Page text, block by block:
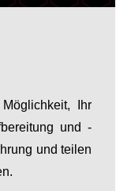
Ihr
und -
und teilen